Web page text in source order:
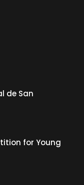
de San
for Young